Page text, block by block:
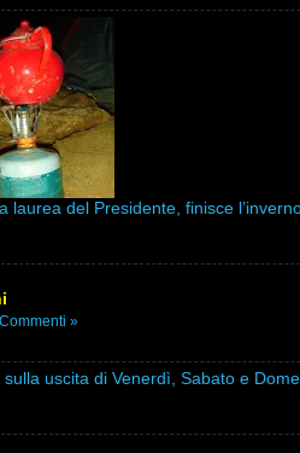
del Presidente, finisce
»
uscita di Venerdì, Sabato e